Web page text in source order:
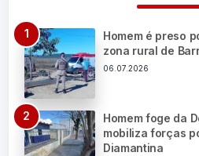
Homem é preso
zona rural de
06.07.2026
Homem foge da
mobiliza forças
Diamantina